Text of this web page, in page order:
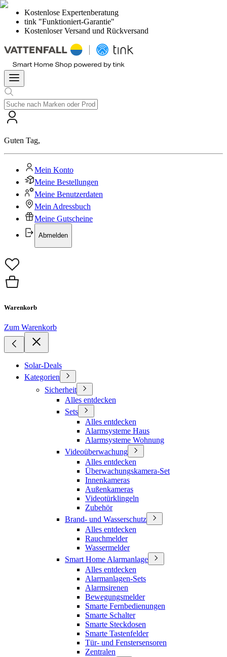
Kostenlose Expertenberatung
tink "Funktioniert-Garantie"
Kostenloser Versand und Rückversand
Guten Tag,
Mein Konto
Meine Bestellungen
Meine Benutzerdaten
Mein Adressbuch
Meine Gutscheine
Abmelden
Warenkorb
Zum Warenkorb
Solar-Deals
Kategorien
Sicherheit
Alles entdecken
Sets
Alles entdecken
Alarmsysteme Haus
Alarmsysteme Wohnung
Videoüberwachung
Alles entdecken
Überwachungskamera-Set
Innenkameras
Außenkameras
Videotürklingeln
Zubehör
Brand- und Wasserschutz
Alles entdecken
Rauchmelder
Wassermelder
Smart Home Alarmanlage
Alles entdecken
Alarmanlagen-Sets
Alarmsirenen
Bewegungsmelder
Smarte Fernbedienungen
Smarte Schalter
Smarte Steckdosen
Smarte Tastenfelder
Tür- und Fenstersensoren
Zentralen